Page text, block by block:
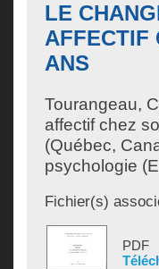
LE
AFFECTIF
ANS
Tourangeau,
affectif chez
(Québec,
psychologie
Fichier(s)
PDF